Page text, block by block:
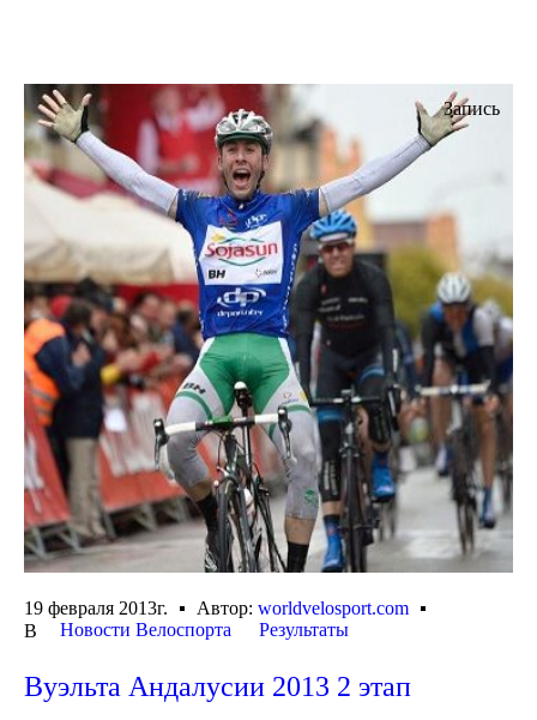
Запись
19 февраля 2013г. Автор: worldvelosport.com
В
Новости Велоспорта Результаты
Вуэльта Андалусии 2013 2 этап